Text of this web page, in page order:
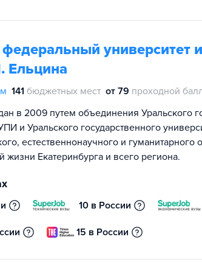
университет
Ельцина
141 бюджетных мест от 79 проходной
в 2009 путем объединения Уральского
и Уральского государственного
естественнонаучного и
жизни Екатеринбурга и всего региона.
10 в России
15 в России